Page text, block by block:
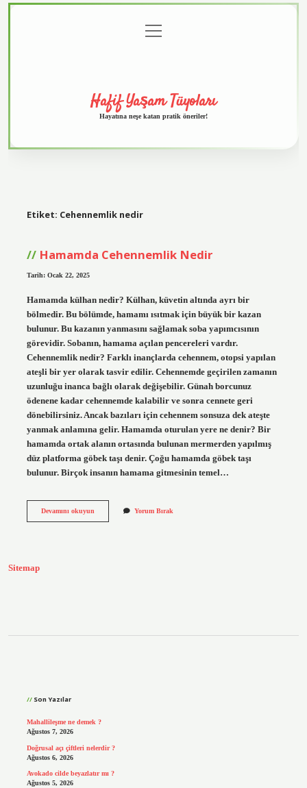
menüyü
aç
Hafif Yaşam Tüyoları
Hayatına neşe katan pratik öneriler!
Etiket: Cehennemlik nedir
Hamamda Cehennemlik Nedir
Tarih: Ocak 22, 2025
Hamamda külhan nedir? Külhan, küvetin altında ayrı bir
bölmedir. Bu bölümde, hamamı ısıtmak için büyük bir kazan
bulunur. Bu kazanın yanmasını sağlamak soba yapımcısının
görevidir. Sobanın, hamama açılan pencereleri vardır.
Cehennemlik nedir? Farklı inançlarda cehennem, otopsi yapılan
ateşli bir yer olarak tasvir edilir. Cehennemde geçirilen zamanın
uzunluğu inanca bağlı olarak değişebilir. Günah borcunuz
ödenene kadar cehennemde kalabilir ve sonra cennete geri
dönebilirsiniz. Ancak bazıları için cehennem sonsuza dek ateşte
yanmak anlamına gelir. Hamamda oturulan yere ne denir? Bir
hamamda ortak alanın ortasında bulunan mermerden yapılmış
düz platforma göbek taşı denir. Çoğu hamamda göbek taşı
bulunur. Birçok insanın hamama gitmesinin temel…
Devamını okuyunHamamda
Yorum Bırak
Sitemap
Son Yazılar
Mahallileşme ne demek ?
Ağustos 7, 2026
Doğrusal açı çiftleri nelerdir ?
Ağustos 6, 2026
Avokado cilde beyazlatır mı ?
Ağustos 5, 2026